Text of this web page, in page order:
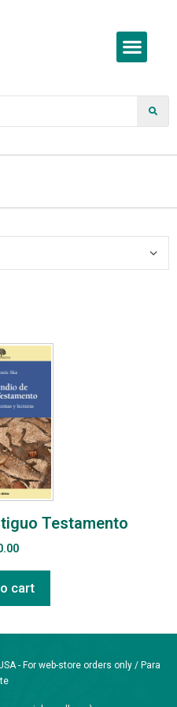
Testamento
cart
- For web-store orders only / Para